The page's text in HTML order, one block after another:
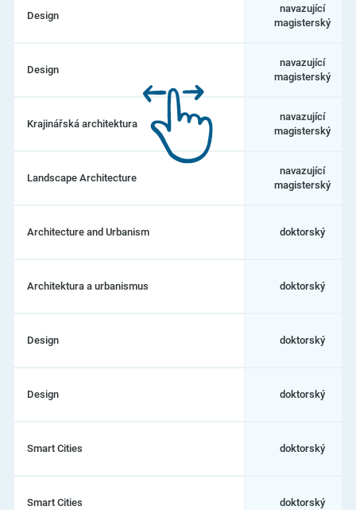
Design
navazující
magisterský
Design
navazující
magisterský
Krajinářská architektura
navazující
magisterský
Landscape Architecture
navazující
magisterský
Architecture and Urbanism doktorský
Architektura a urbanismus doktorský
Design doktorský
Design doktorský
Smart Cities doktorský
Smart Cities doktorský